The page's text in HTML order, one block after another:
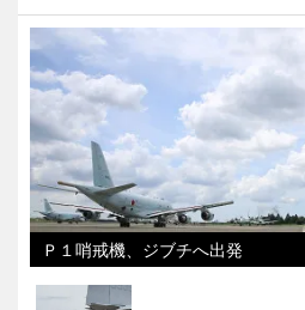
Ｐ１哨戒機、ジブチへ出発